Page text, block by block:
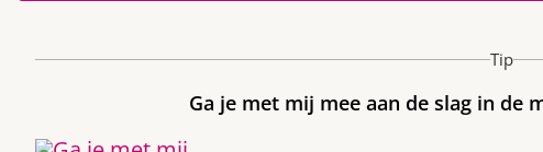
Tip
Ga je met mij mee aan de slag in de